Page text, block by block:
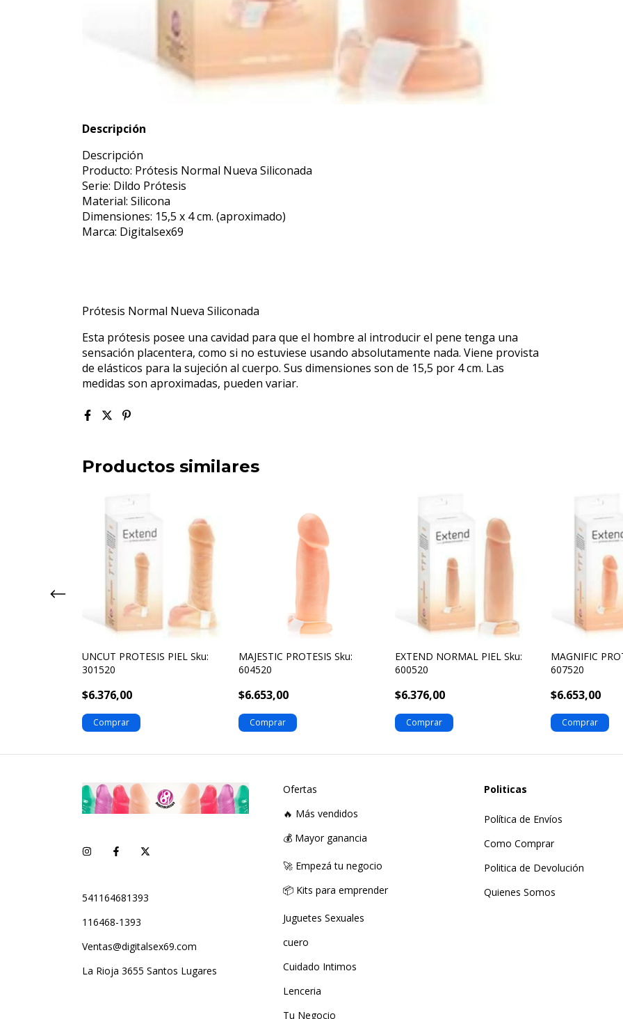
Descripción
Descripción
Producto: Prótesis Normal Nueva Siliconada
Serie: Dildo Prótesis
Material: Silicona
Dimensiones: 15,5 x 4 cm. (aproximado)
Marca: Digitalsex69
Prótesis Normal Nueva Siliconada
Esta prótesis posee una cavidad para que el hombre al introducir el pene tenga una
sensación placentera, como si no estuviese usando absolutamente nada. Viene provista
de elásticos para la sujeción al cuerpo. Sus dimensiones son de 15,5 por 4 cm. Las
medidas son aproximadas, pueden variar.
Productos similares
UNCUT PROTESIS PIEL Sku:
301520
$6.376,00
MAJESTIC PROTESIS Sku:
604520
$6.653,00
EXTEND NORMAL PIEL Sku:
600520
$6.376,00
MAGNIFIC
607520
$6.653,00
541164681393
116468-1393
Ventas@digitalsex69.com
La Rioja 3655 Santos Lugares
Ofertas
🔥 Más vendidos
💰 Mayor ganancia
🚀 Empezá tu negocio
📦 Kits para emprender
Juguetes Sexuales
cuero
Cuidado Intimos
Lenceria
Tu Negocio
Politicas
Política de Envíos
Como Comprar
Politica de Devolución
Quienes Somos